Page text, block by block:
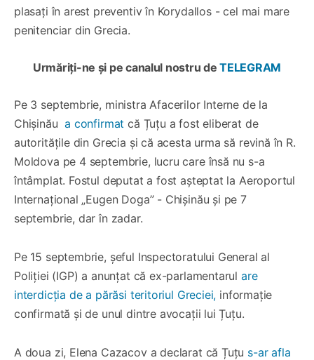
plasați în arest preventiv în Korydallos - cel mai mare
penitenciar din Grecia.
Urmăriți-ne și pe canalul nostru de TELEGRAM
Pe 3 septembrie, ministra Afacerilor Interne de la
Chișinău a confirmatcă Țuțu a fost eliberat de
autoritățile din Grecia și că acesta urma să revină în R.
Moldova pe 4 septembrie, lucru care însă nu s-a
întâmplat. Fostul deputat a fost așteptat la Aeroportul
Internațional „Eugen Doga” - Chișinău și pe 7
septembrie, dar în zadar.
Pe 15 septembrie, șeful Inspectoratului General al
Poliției (IGP) a anunțat că ex-parlamentarul are
interdicția de a părăsi teritoriul Greciei, informație
confirmată și de unul dintre avocații lui Țuțu.
A doua zi, Elena Cazacov a declarat că Țuțu s-ar afla